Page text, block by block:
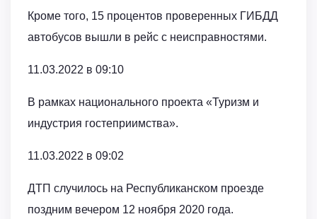
Кроме того, 15 процентов проверенных ГИБДД
автобусов вышли в рейс с неисправностями.
11.03.2022 в 09:10
В рамках национального проекта «Туризм и
индустрия гостеприимства».
11.03.2022 в 09:02
ДТП случилось на Республиканском проезде
поздним вечером 12 ноября 2020 года.